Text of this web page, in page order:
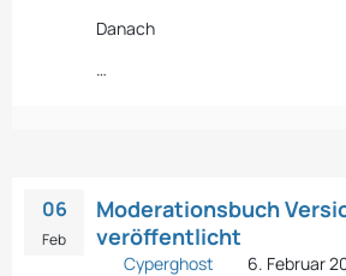
Danach
…
06
Feb
Moderationsbuch
veröffentlicht
Cyperghost 6. Februar